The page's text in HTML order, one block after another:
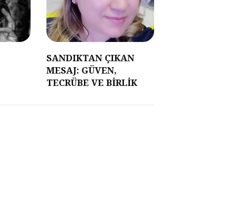
SANDIKTAN ÇIKAN
MESAJ: GÜVEN,
TECRÜBE VE BİRLİK